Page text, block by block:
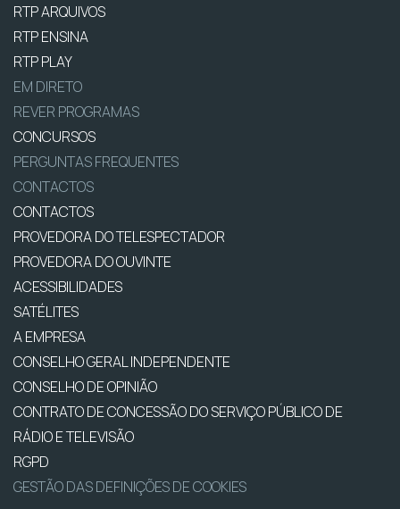
RTP ARQUIVOS
RTP ENSINA
RTP PLAY
EM DIRETO
REVER PROGRAMAS
CONCURSOS
PERGUNTAS FREQUENTES
CONTACTOS
CONTACTOS
PROVEDORA DO TELESPECTADOR
PROVEDORA DO OUVINTE
ACESSIBILIDADES
SATÉLITES
A EMPRESA
CONSELHO GERAL INDEPENDENTE
CONSELHO DE OPINIÃO
CONTRATO DE CONCESSÃO DO SERVIÇO PÚBLICO DE
RÁDIO E TELEVISÃO
RGPD
GESTÃO DAS DEFINIÇÕES DE COOKIES